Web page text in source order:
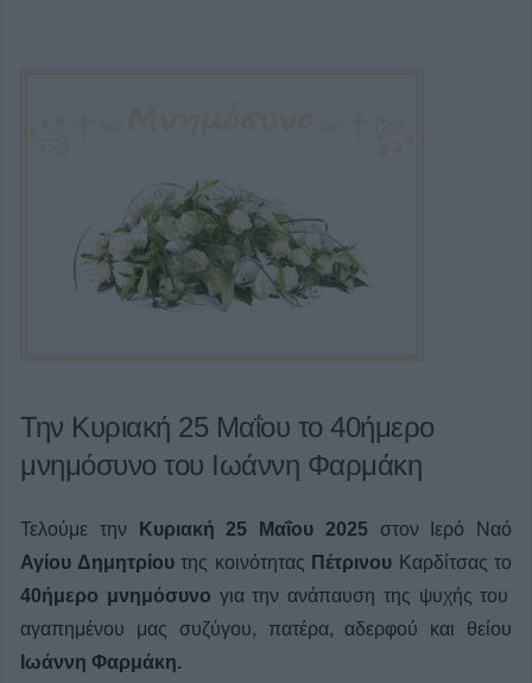
Την Κυριακή 25 Μαΐου το 40ήμερο
μνημόσυνο του Ιωάννη Φαρμάκη
Τελούμε την Κυριακή 25 Μαΐου 2025στον Ιερό Ναό
Αγίου Δημητρίου της κοινότητας Πέτρινου Καρδίτσας το
40ήμερο μνημόσυνο για την ανάπαυση της ψυχής του
αγαπημένου μας συζύγου, πατέρα, αδερφού και θείου
Ιωάννη Φαρμάκη.